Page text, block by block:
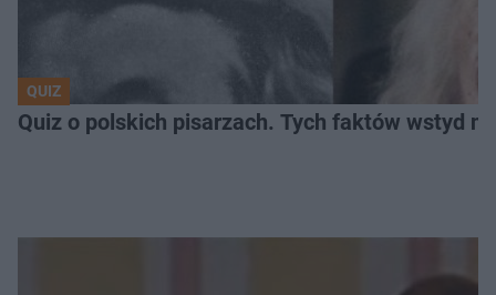
QUIZ
Quiz o polskich pisarzach. Tych faktów wstyd